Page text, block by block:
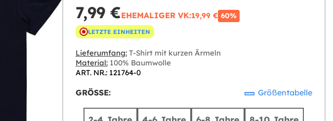
7,99 €EHEMALIGER VK:19,99 € 60%
LETZTE EINHEITEN
Lieferumfang:T-Shirt mit kurzen Ärmeln
Material:100% Baumwolle
ART. NR.: 121764-0
GRÖSSE: Größentabelle